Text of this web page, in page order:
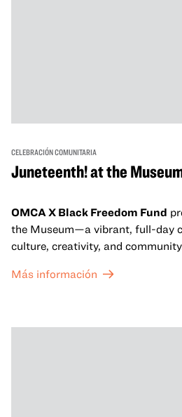
CELEBRACIÓN COMUNITARIA
Juneteenth! at the
OMCA X Black Freedom Fund
the Museum—a vibrant, full-day
culture, creativity, and
sets from boundary-pushing
move, make, and connect in
Más información